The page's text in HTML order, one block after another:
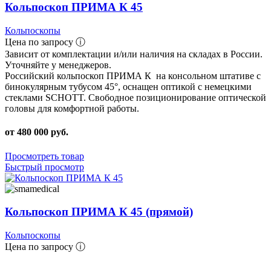
Кольпоскоп ПРИМА К 45
Кольпоскопы
Цена по запросу ⓘ
Зависит от комплектации и/или наличия на складах в России.
Уточняйте у менеджеров.
Российский кольпоскоп ПРИМА К на консольном штативе с
бинокулярным тубусом 45°, оснащен оптикой с немецкими
стеклами SCHOTT. Свободное позиционирование оптической
головы для комфортной работы.
от 480 000 руб.
Просмотреть товар
Быстрый просмотр
Кольпоскоп ПРИМА К 45 (прямой)
Кольпоскопы
Цена по запросу ⓘ